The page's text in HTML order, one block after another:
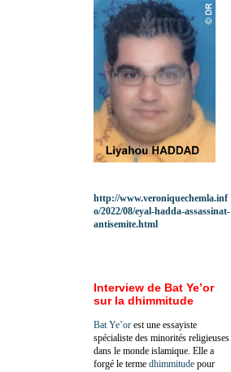
http://www.veroniquechemla.inf
o/2022/08/eyal-hadda-assassinat-
antisemite.html
Interview de Bat Ye’or
sur la dhimmitude
Bat Ye’or est une essayiste
spécialiste des minorités religieuses
dans le monde islamique. Elle a
forgé le terme dhimmitude pour